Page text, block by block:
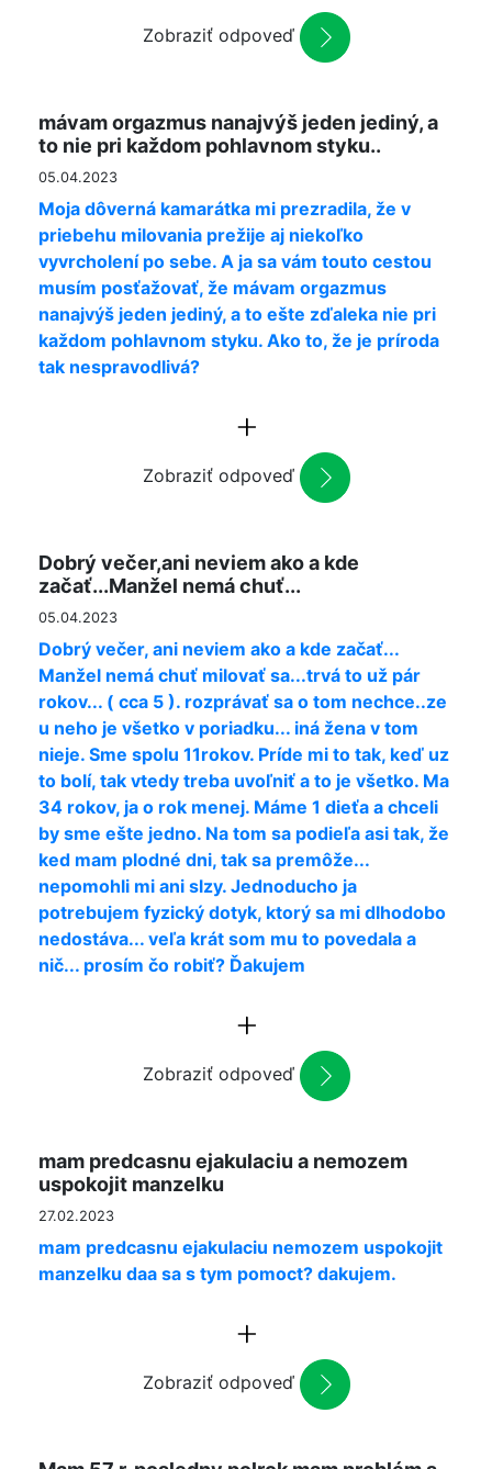
Zobraziť odpoveď
mávam orgazmus nanajvýš jeden jediný, a
to nie pri každom pohlavnom styku..
05.04.2023
Moja dôverná kamarátka mi prezradila, že v
priebehu milovania prežije aj niekoľko
vyvrcholení po sebe. A ja sa vám touto cestou
musím posťažovať, že mávam orgazmus
nanajvýš jeden jediný, a to ešte zďaleka nie pri
každom pohlavnom styku. Ako to, že je príroda
tak nespravodlivá?
Zobraziť odpoveď
Dobrý večer,ani neviem ako a kde
začať...Manžel nemá chuť...
05.04.2023
Dobrý večer, ani neviem ako a kde začať...
Manžel nemá chuť milovať sa...trvá to už pár
rokov... ( cca 5 ). rozprávať sa o tom nechce..ze
u neho je všetko v poriadku... iná žena v tom
nieje. Sme spolu 11rokov. Príde mi to tak, keď uz
to bolí, tak vtedy treba uvoľniť a to je všetko. Ma
34 rokov, ja o rok menej. Máme 1 dieťa a chceli
by sme ešte jedno. Na tom sa podieľa asi tak, že
ked mam plodné dni, tak sa premôže...
nepomohli mi ani slzy. Jednoducho ja
potrebujem fyzický dotyk, ktorý sa mi dlhodobo
nedostáva... veľa krát som mu to povedala a
nič... prosím čo robiť? Ďakujem
Zobraziť odpoveď
mam predcasnu ejakulaciu a nemozem
uspokojit manzelku
27.02.2023
mam predcasnu ejakulaciu nemozem uspokojit
manzelku daa sa s tym pomoct? dakujem.
Zobraziť odpoveď